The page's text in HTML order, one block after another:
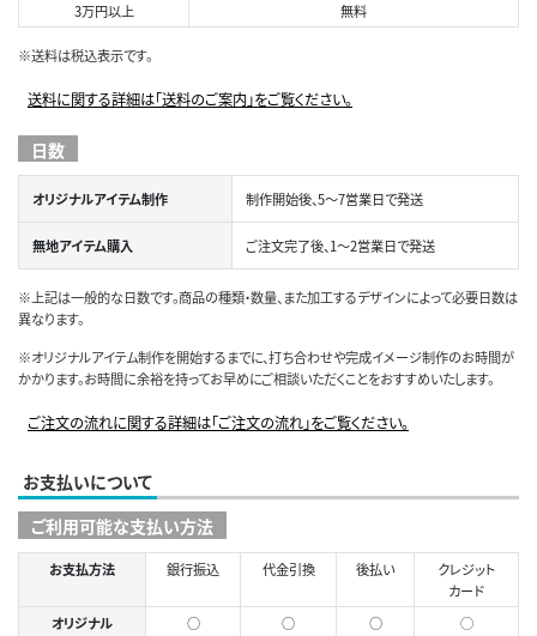
3万円以上
無料
※送料は税込表示です。
送料に関する詳細は「送料のご案内」をご覧ください。
日数
オリジナルアイテム制作 制作開始後、5～7営業日で発送
無地アイテム購入 ご注文完了後、1～2営業日で発送
※上記は一般的な日数です。商品の種類・数量、また加工するデザインによって必要日数は
異なります。
※オリジナルアイテム制作を開始するまでに、打ち合わせや完成イメージ制作のお時間が
かかります。お時間に余裕を持ってお早めにご相談いただくことをおすすめいたします。
ご注文の流れに関する詳細は「ご注文の流れ」をご覧ください。
お支払いについて
ご利用可能な支払い方法
お支払方法 銀行振込 代金引換 後払い
クレジット
カード
オリジナル
○ ○ ○ ◯